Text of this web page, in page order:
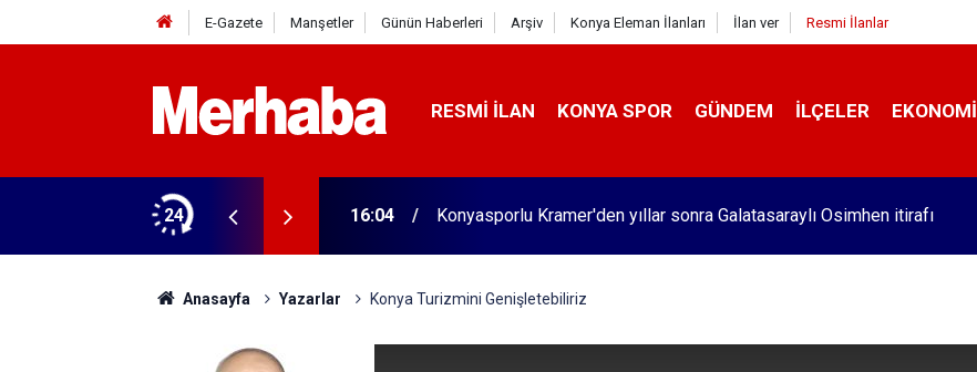
E-Gazete Manşetler Günün Haberleri Arşiv Konya Eleman İlanları İlan ver Resmi İlanlar
RESMI İLAN KONYA SPOR GÜNDEM İLÇELER EKONOMI
24
313 beygir motoru var 16:04 Konyasporlu Kramer'den yıllar sonra Galatasaraylı Osimhen itirafı
Anasayfa Yazarlar Konya Turizmini Genişletebiliriz